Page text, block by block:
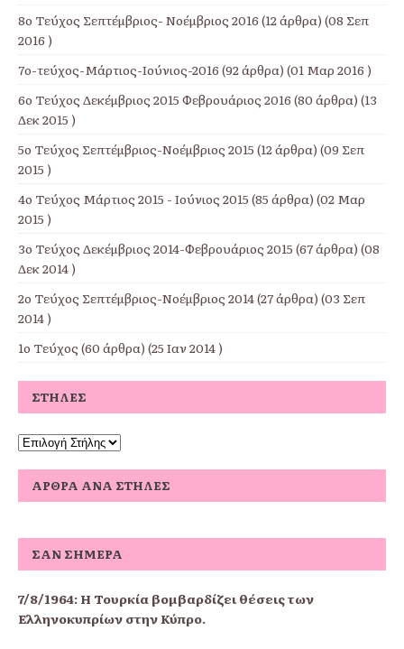
8ο Τεύχος Σεπτέμβριος- Νοέμβριος 2016 (12 άρθρα) (08 Σεπ
2016 )
7ο-τεύχος-Μάρτιος-Ιούνιος-2016 (92 άρθρα) (01 Μαρ 2016 )
6ο Τεύχος Δεκέμβριος 2015 Φεβρουάριος 2016 (80 άρθρα) (13
Δεκ 2015 )
5ο Τεύχος Σεπτέμβριος-Νοέμβριος 2015 (12 άρθρα) (09 Σεπ
2015 )
4ο Τεύχος Μάρτιος 2015 - Ιούνιος 2015 (85 άρθρα) (02 Μαρ
2015 )
3ο Τεύχος Δεκέμβριος 2014-Φεβρουάριος 2015 (67 άρθρα) (08
Δεκ 2014 )
2ο Τεύχος Σεπτέμβριος-Νοέμβριος 2014(27 άρθρα) (03 Σεπ
2014 )
1ο Τεύχος (60 άρθρα) (25 Ιαν 2014 )
ΣΤΉΛΕΣ
ΆΡΘΡΑ ΑΝΆ ΣΤΉΛΕΣ
ΣΑΝ ΣΉΜΕΡΑ
7/8/1964: Η Τουρκία βομβαρδίζει θέσεις των
Ελληνοκυπρίων στην Κύπρο.